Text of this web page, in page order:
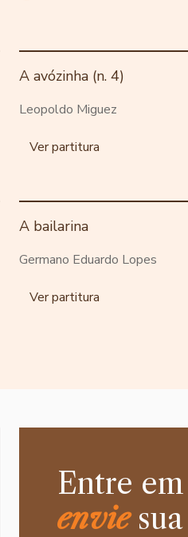
A avózinha (n. 4)
Leopoldo Miguez
Ver partitura
A bailarina
Germano Eduardo Lopes
Ver partitura
Entre
enviesua